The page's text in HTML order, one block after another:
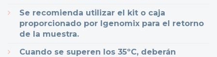
Se recomienda utilizar el kit o caja
proporcionado por Igenomix para el retorno
de la muestra.
Cuando se superen los 35ºC, deberán